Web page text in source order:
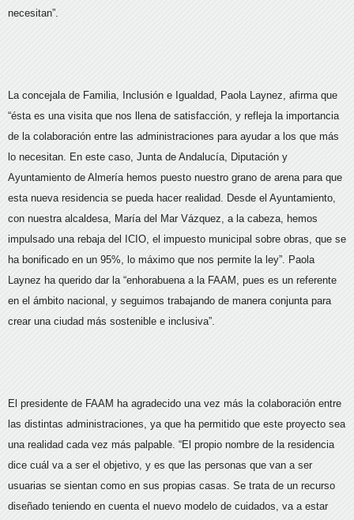
necesitan”.
La concejala de Familia, Inclusión e Igualdad, Paola Laynez, afirma que
“ésta es una visita que nos llena de satisfacción, y refleja la importancia
de la colaboración entre las administraciones para ayudar a los que más
lo necesitan. En este caso, Junta de Andalucía, Diputación y
Ayuntamiento de Almería hemos puesto nuestro grano de arena para que
esta nueva residencia se pueda hacer realidad. Desde el Ayuntamiento,
con nuestra alcaldesa, María del Mar Vázquez, a la cabeza, hemos
impulsado una rebaja del ICIO, el impuesto municipal sobre obras, que se
ha bonificado en un 95%, lo máximo que nos permite la ley”. Paola
Laynez ha querido dar la “enhorabuena a la FAAM, pues es un referente
en el ámbito nacional, y seguimos trabajando de manera conjunta para
crear una ciudad más sostenible e inclusiva”.
El presidente de FAAM ha agradecido una vez más la colaboración entre
las distintas administraciones, ya que ha permitido que este proyecto sea
una realidad cada vez más palpable. “El propio nombre de la residencia
dice cuál va a ser el objetivo, y es que las personas que van a ser
usuarias se sientan como en sus propias casas. Se trata de un recurso
diseñado teniendo en cuenta el nuevo modelo de cuidados, va a estar